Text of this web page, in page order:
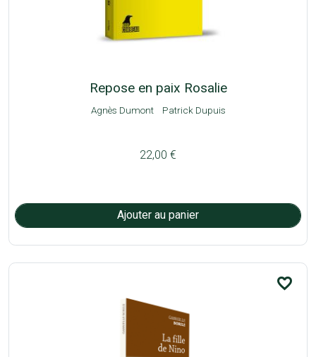
Repose en paix Rosalie
Agnès Dumont Patrick Dupuis
22,00 €
favorite_border